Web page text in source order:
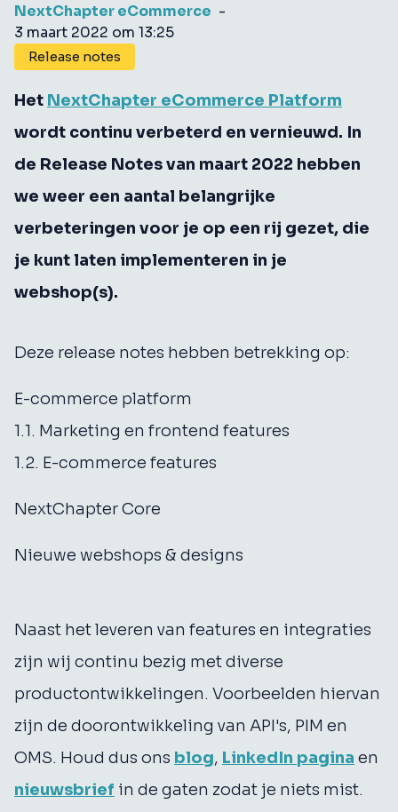
NextChapter eCommerce -
3 maart 2022 om 13:25
Release notes
Het NextChapter eCommerce Platform
wordt continu verbeterd en vernieuwd. In
de Release Notes van maart 2022 hebben
we weer een aantal belangrijke
verbeteringen voor je op een rij gezet, die
je kunt laten implementeren in je
webshop(s).
Deze release notes hebben betrekking op:
E-commerce platform
1.1. Marketing en frontend features
1.2. E-commerce features
NextChapter Core
Nieuwe webshops & designs
Naast het leveren van features en integraties
zijn wij continu bezig met diverse
productontwikkelingen. Voorbeelden hiervan
zijn de doorontwikkeling van API's, PIM en
OMS. Houd dus ons blog, LinkedIn pagina en
nieuwsbrief in de gaten zodat je niets mist.